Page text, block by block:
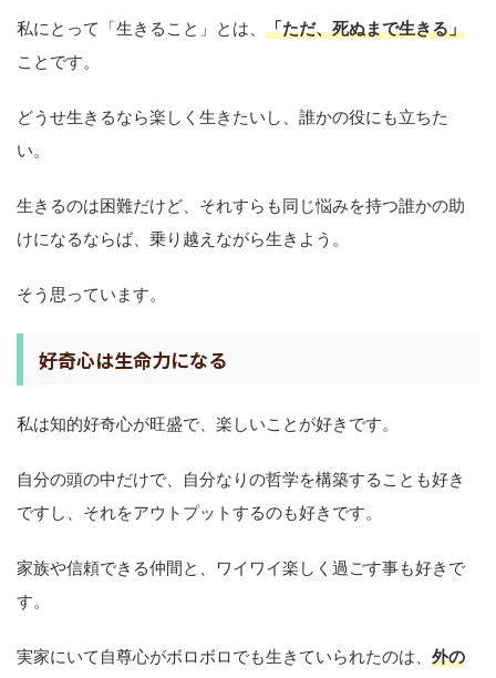
私にとって「生きること」とは、 「ただ、死ぬまで生きる」
ことです。
どうせ生きるなら楽しく生きたいし、誰かの役にも立ちた
い。
生きるのは困難だけど、それすらも同じ悩みを持つ誰かの助
けになるならば、乗り越えながら生きよう。
そう思っています。
好奇心は生命力になる
私は知的好奇心が旺盛で、楽しいことが好きです。
自分の頭の中だけで、自分なりの哲学を構築することも好き
ですし、それをアウトプットするのも好きです。
家族や信頼できる仲間と、ワイワイ楽しく過ごす事も好きで
す。
実家にいて自尊心がボロボロでも生きていられたのは、 外の